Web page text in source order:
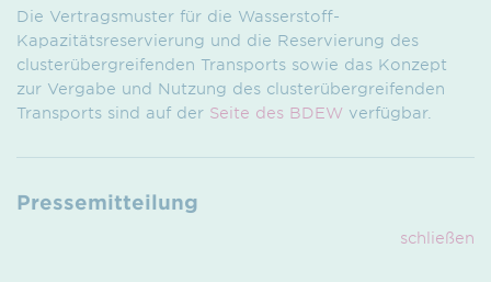
Die Vertragsmuster für die Wasser­stoff-
Kapazitätsreservierung und die Reservierung des
cluster­über­greifenden Transports sowie das Konzept
zur Vergabe und Nutzung des cluster­über­greifenden
Transports sind auf der Seite des BDEW verfügbar.
Pressemitteilung
schließen